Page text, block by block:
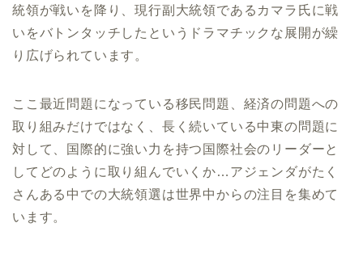
統領が戦いを降り、現行副大統領であるカマラ氏に戦
いをバトンタッチしたというドラマチックな展開が繰
り広げられています。
ここ最近問題になっている移民問題、経済の問題への
取り組みだけではなく、長く続いている中東の問題に
対して、国際的に強い力を持つ国際社会のリーダーと
してどのように取り組んでいくか…アジェンダがたく
さんある中での大統領選は世界中からの注目を集めて
います。